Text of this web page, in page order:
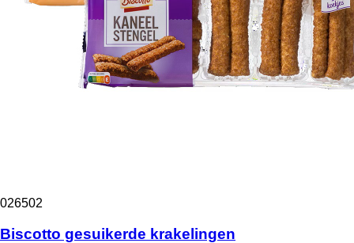
026502
Biscotto gesuikerde krakelingen